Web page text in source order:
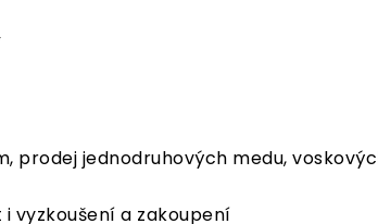
prodej jednodruhových medu,
vyzkoušení a zakoupení